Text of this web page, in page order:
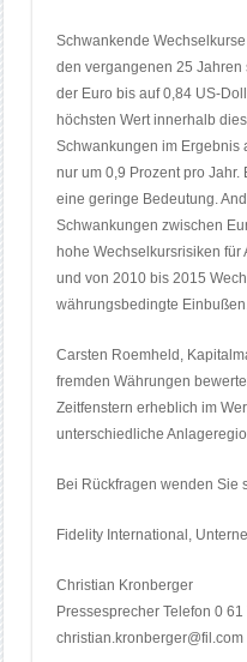
Schwankende
den vergangenen 25 Jahren
der Euro bis auf 0,84 US-
höchsten Wert innerhalb
Schwankungen im Ergebnis
nur um 0,9 Prozent pro
eine geringe Bedeutung.
Schwankungen zwischen
hohe Wechselkursrisiken
und von 2010 bis 2015
währungsbedingte
Carsten Roemheld,
fremden Währungen
Zeitfenstern erheblich im
unterschiedliche
Bei Rückfragen wenden Sie
Fidelity International,
Christian Kronberger
Pressesprecher Telefon 0
christian.kronberger@fil.com